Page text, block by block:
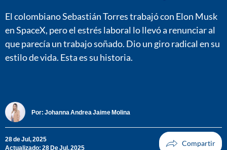
El colombiano Sebastián Torres trabajó con Elon Musk
en SpaceX, pero el estrés laboral lo llevó a renunciar al
que parecía un trabajo soñado. Dio un giro radical en su
estilo de vida. Esta es su historia.
Por: Johanna Andrea Jaime Molina
28 de Jul, 2025
Actualizado: 28 De Jul, 2025